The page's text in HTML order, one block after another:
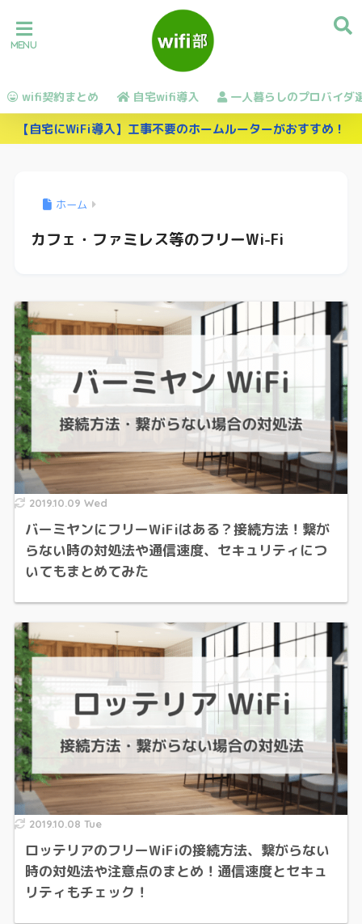
wifi契約まとめ 自宅wifi導入 一人暮らしのプロバイダ
【自宅にWiFi導入】工事不要のホームルーターがおすすめ！
ホーム
カフェ・ファミレス等のフリーWi-Fi
2019.10.09 Wed
バーミヤンにフリーWiFiはある？接続方法！繋が
らない時の対処法や通信速度、セキュリティにつ
いてもまとめてみた
2019.10.08 Tue
ロッテリアのフリーWiFiの接続方法、繋がらない
時の対処法や注意点のまとめ！通信速度とセキュ
リティもチェック！